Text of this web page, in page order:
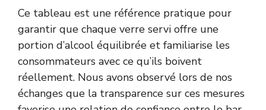
Ce tableau est une référence pratique pour
garantir que chaque verre servi offre une
portion d’alcool équilibrée et familiarise les
consommateurs avec ce qu’ils boivent
réellement. Nous avons observé lors de nos
échanges que la transparence sur ces mesures